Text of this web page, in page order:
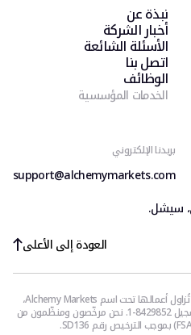
بريدنا الإلكتروني
support@alchemymarkets.com
نبذة عن
أخبار الشركة
الأسئلة الشائعة
اتصل بنا
الوظائف
الخدمات المؤسسية
العودة إلى الأعلى
شركة Alchemy International Ltd، التي تُزاول أعمالها تحت اسم Alchemy Markets،
مسجّلة في جمهورية سيشيل برقم التسجيل 8429852-1. نحن مرخّصون ومنظّمون من